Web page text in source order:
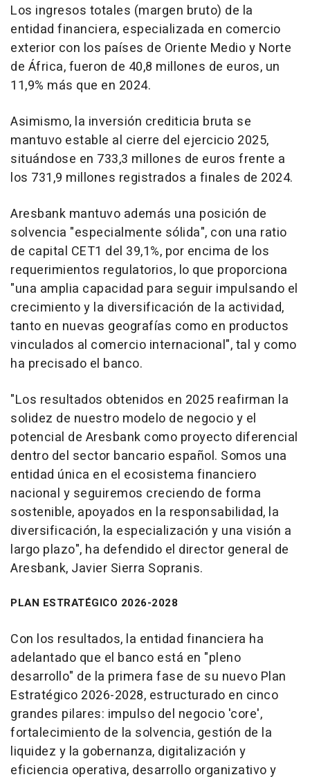
Los ingresos totales (margen bruto) de la
entidad financiera, especializada en comercio
exterior con los países de Oriente Medio y Norte
de África, fueron de 40,8 millones de euros, un
11,9% más que en 2024.
Asimismo, la inversión crediticia bruta se
mantuvo estable al cierre del ejercicio 2025,
situándose en 733,3 millones de euros frente a
los 731,9 millones registrados a finales de 2024.
Aresbank mantuvo además una posición de
solvencia "especialmente sólida", con una ratio
de capital CET1 del 39,1%, por encima de los
requerimientos regulatorios, lo que proporciona
"una amplia capacidad para seguir impulsando el
crecimiento y la diversificación de la actividad,
tanto en nuevas geografías como en productos
vinculados al comercio internacional", tal y como
ha precisado el banco.
"Los resultados obtenidos en 2025 reafirman la
solidez de nuestro modelo de negocio y el
potencial de Aresbank como proyecto diferencial
dentro del sector bancario español. Somos una
entidad única en el ecosistema financiero
nacional y seguiremos creciendo de forma
sostenible, apoyados en la responsabilidad, la
diversificación, la especialización y una visión a
largo plazo", ha defendido el director general de
Aresbank, Javier Sierra Sopranis.
PLAN ESTRATÉGICO 2026-2028
Con los resultados, la entidad financiera ha
adelantado que el banco está en "pleno
desarrollo" de la primera fase de su nuevo Plan
Estratégico 2026-2028, estructurado en cinco
grandes pilares: impulso del negocio 'core',
fortalecimiento de la solvencia, gestión de la
liquidez y la gobernanza, digitalización y
eficiencia operativa, desarrollo organizativo y